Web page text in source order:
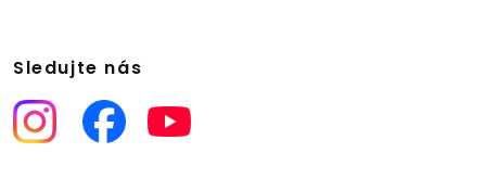
Sledujte nás